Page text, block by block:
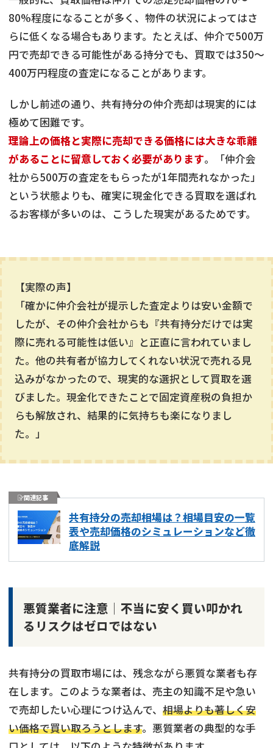
80%程度になることが多く、物件の状況によってはさ
らに低くなる場合もあります。たとえば、仲介で500万
円で売却できる可能性がある持分でも、買取では350〜
400万円程度の査定になることがあります。
しかし前述の通り、共有持分の仲介売却は現実的には
極めて困難です。
理論上の価格と実際に売却できる価格には大きな乖離
があることに留意しておく必要があります。「仲介会
社から500万の査定をもらったが1年間売れなかった」
という状態よりも、確実に現金化できる買取を選ばれ
るお客様が多いのは、こうした現実があるためです。
【実際の声】
「確かに仲介会社が提示した査定よりは安い金額で
したが、その仲介会社からも『共有持分だけでは実
際に売れる可能性は低い』と正直に言われていまし
た。他の共有者が協力してくれない状況で売れる見
込みがなかったので、現実的な選択として買取を選
びました。現金化できたことで固定資産税の負担か
らも解放され、結果的に気持ちも楽になりまし
た。」
関連記事
共有持分の売却相場は？相場目安の一覧
表や売却価格のシミュレーションなど徹
底解説
悪質業者に注意│不当に安く買い叩かれ
るリスクはゼロではない
共有持分の買取市場には、残念ながら悪質な業者も存
在します。このような業者は、売主の知識不足や急い
で売却したい心理につけ込んで、 相場よりも著しく安
い価格で買い取ろうとします。悪質業者の典型的な手
共有持分の売却でお悩みならこちら